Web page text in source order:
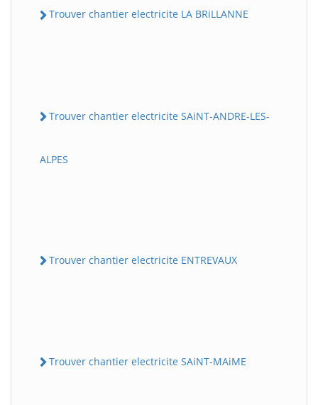
Trouver chantier electricite LA BRiLLANNE
Trouver chantier electricite SAiNT-ANDRE-LES-
ALPES
Trouver chantier electricite ENTREVAUX
Trouver chantier electricite SAiNT-MAiME